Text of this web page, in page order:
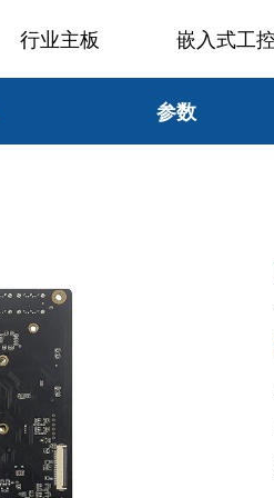
行业主板 嵌入式工控
参数